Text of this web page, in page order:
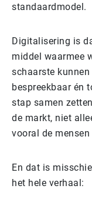
standaardmodel.
Digitalisering is
middel waarmee
schaarste
bespreekbaar én
stap samen
de markt, niet
vooral de
En dat is
het hele verhaal: